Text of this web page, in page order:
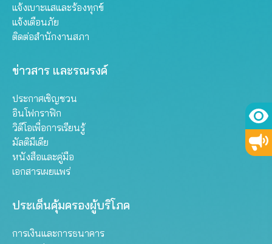
แจ้งเบาะแสและร้องทุกข์
แจ้งเตือนภัย
ติดต่อสำนักงานสภา
ข่าวสาร และรณรงค์
ประกาศเชิญชวน
อินโฟกราฟิก
วิดีโอเพื่อการเรียนรู้
มัลติมีเดีย
หนังสือและคู่มือ
เอกสารเผยแพร่
ประเด็นคุ้มครองผู้บริโภค
การเงินและการธนาคาร